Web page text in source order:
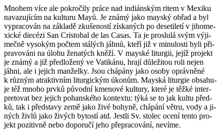
Mno­hem více ale po­kro­či­ly práce nad in­di­án­ským ritem v Me­xi­ku
na­va­zu­jí­cím na kul­tu­ru Mayů. Je známý jako ma­yský obřad a byl
vy­pra­co­ván na zá­kla­dě zku­še­nos­tí zís­ka­ných po de­se­ti­le­tí v ji­ho­me­
xic­ké diecé­zi San Cris­to­bal de las Casas. Ta je pro­slu­lá svým vý­ji­
meč­ně vy­so­kým po­čtem stá­lých jáhnů, kteří již v mi­nu­los­ti byli při­
pra­vo­vá­ni na úlohu že­na­tých kněží. V ma­yské li­tur­gii, jejíž pro­jekt
je známý a již před­lo­že­ný ve Va­ti­ká­nu, hrají dů­le­ži­tou roli nejen
jáhni, ale i je­jich man­žel­ky. Jsou chá­pá­ny jako osoby opráv­ně­né
k růz­ným atrak­tiv­ním li­tur­gic­kým úko­nům. Ma­yská li­tur­gie ob­sa­hu­
je též mnoho prvků pů­vod­ní kme­no­vé kul­tu­ry, které je těžké in­ter­
pre­to­vat bez je­jich po­han­ské­ho kon­tex­tu: týká se to jak kultu před­
ků, tak i před­sta­vy země jako živé bo­hy­ně, chá­pá­ní větru, vody a ji­
ných živlů jako ži­vých by­tos­tí atd. Jest­li Sv. sto­lec ocení tento pro­
jekt po­zi­tiv­ně nebo do­po­ru­čí jeho pře­pra­co­vá­ní, ne­ví­me.